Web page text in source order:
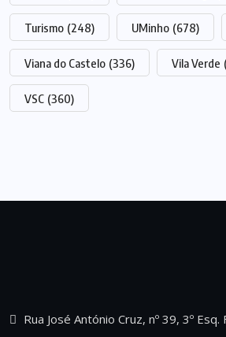
Turismo (248) UMinho (678)
Viana do Castelo (336) Vila Verde
VSC (360)
Rua José António Cruz, nº 39, 3º